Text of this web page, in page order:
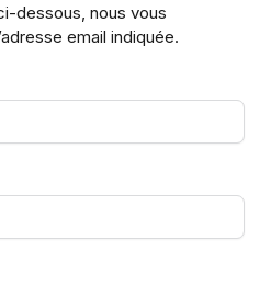
dessous, nous vous
email indiquée.